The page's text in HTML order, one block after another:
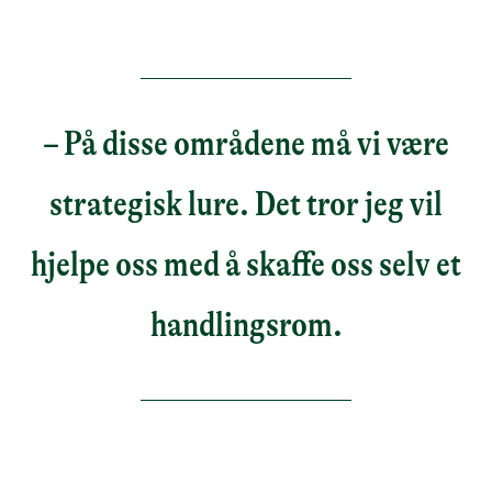
– På disse områdene må vi være
strategisk lure. Det tror jeg vil
hjelpe oss med å skaffe oss selv et
handlingsrom.